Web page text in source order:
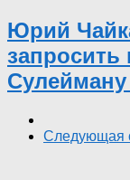
Юрий
Следующая